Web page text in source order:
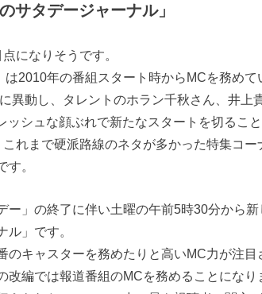
サタデージャーナル」
になりそうです。
は2010年の番組スタート時からMCを務め
異動し、タレントのホラン千秋さん、井上
ッシュな顔ぶれで新たなスタートを切ること
れまで硬派路線のネタが多かった特集コ
。
ー」の終了に伴い土曜の午前5時30分から
ル」です。
のキャスターを務めたりと高いMC力が注
改編では報道番組のMCを務めることになり